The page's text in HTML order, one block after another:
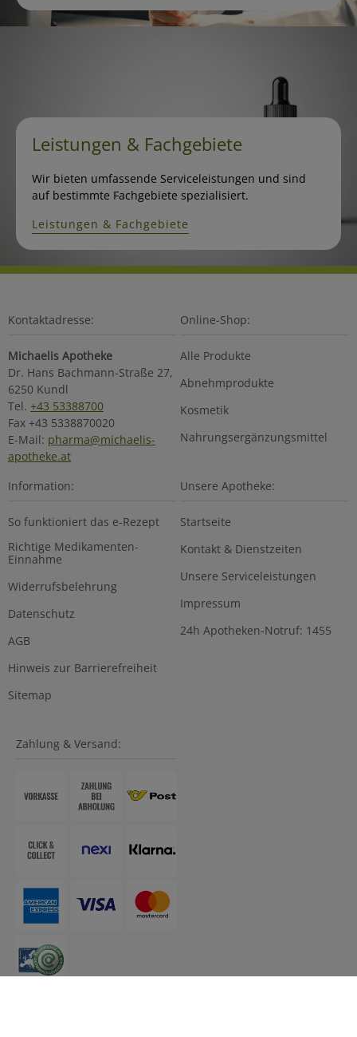
Leistungen & Fachgebiete
Wir bieten umfassende Serviceleistungen und sind
auf bestimmte Fachgebiete spezialisiert.
Leistungen & Fachgebiete
Kontaktadresse:
Michaelis Apotheke
Dr. Hans Bachmann-Straße 27,
6250 Kundl
Tel. +43 53388700
Fax +43 5338870020
E-Mail: pharma@michaelis-
apotheke.at
Online-Shop:
Alle Produkte
Abnehmprodukte
Kosmetik
Nahrungsergänzungsmittel
Information:
So funktioniert das e-Rezept
Richtige Medikamenten-
Einnahme
Widerrufsbelehrung
Datenschutz
AGB
Hinweis zur Barrierefreiheit
Sitemap
Unsere Apotheke:
Startseite
Kontakt & Dienstzeiten
Unsere Serviceleistungen
Impressum
24h Apotheken-Notruf: 1455
Zahlung & Versand: